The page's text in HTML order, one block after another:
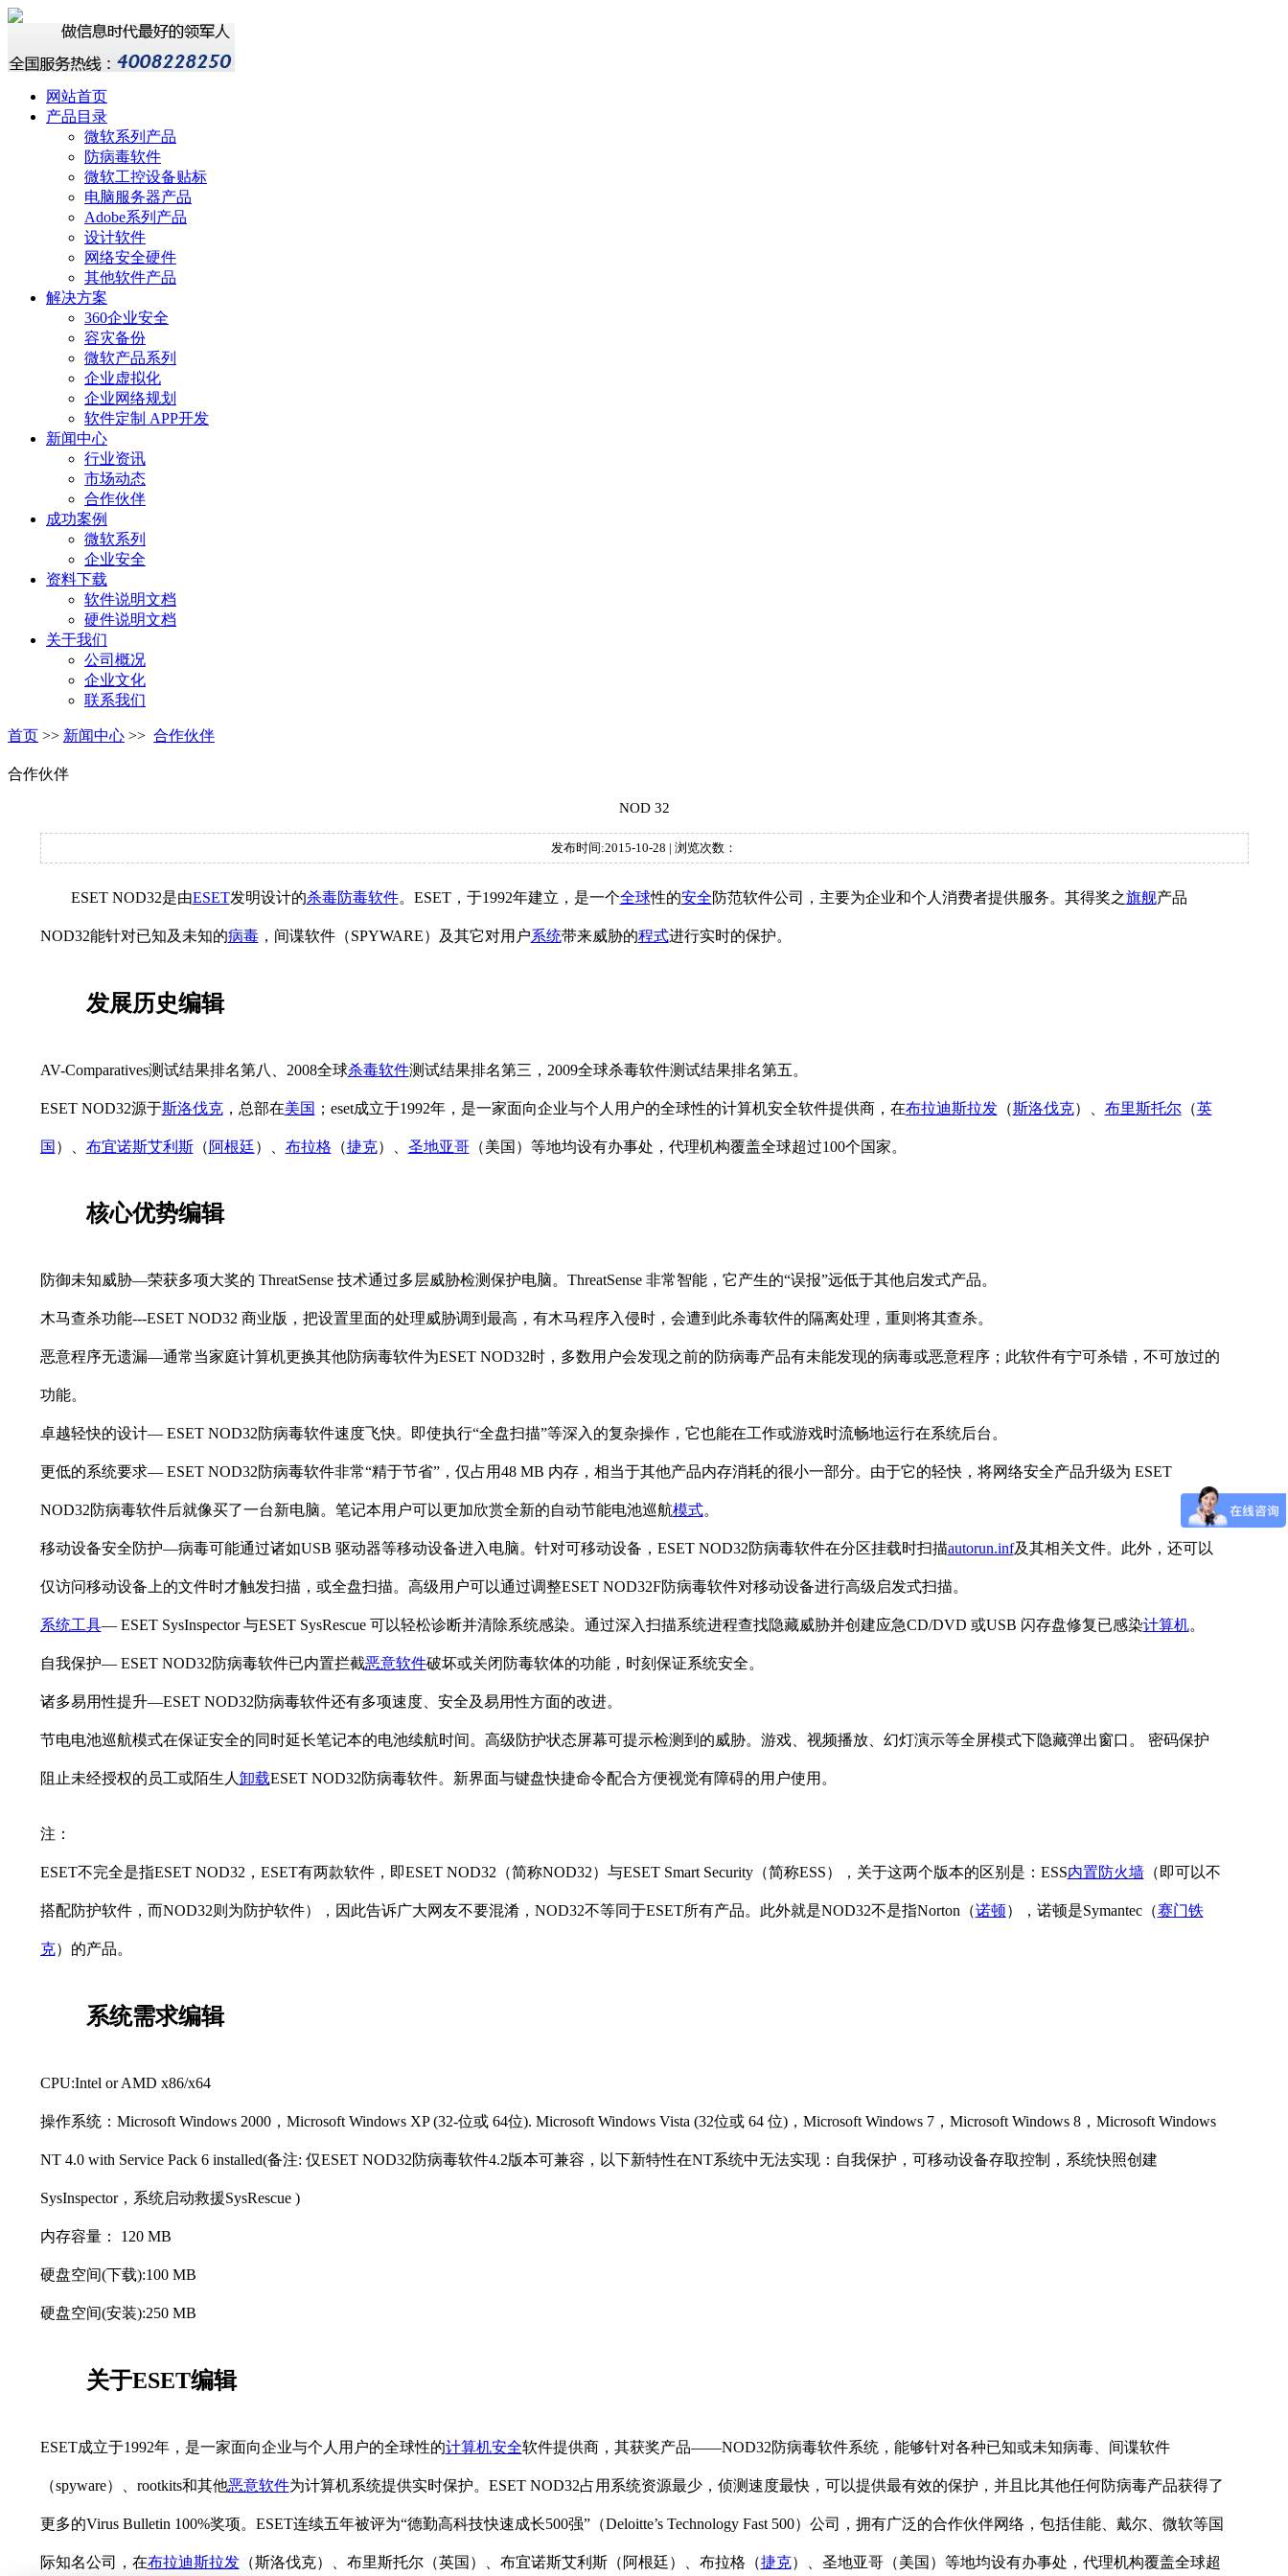
网站首页
产品目录
微软系列产品
防病毒软件
微软工控设备贴标
电脑服务器产品
Adobe系列产品
设计软件
网络安全硬件
其他软件产品
解决方案
360企业安全
容灾备份
微软产品系列
企业虚拟化
企业网络规划
软件定制 APP开发
新闻中心
行业资讯
市场动态
合作伙伴
成功案例
微软系列
企业安全
资料下载
软件说明文档
硬件说明文档
关于我们
公司概况
企业文化
联系我们
首页 >> 新闻中心 >> 合作伙伴
合作伙伴
NOD 32
发布时间:2015-10-28 | 浏览次数：
ESET NOD32是由ESET发明设计的杀毒防毒软件。ESET，于1992年建立，是一个全球性的安全防范软件公司，主要为企业和个人消费者提供服务。其得奖之旗舰产品
NOD32能针对已知及未知的病毒，间谍软件（SPYWARE）及其它对用户系统带来威胁的程式进行实时的保护。
发展历史编辑
AV-Comparatives测试结果排名第八、2008全球杀毒软件测试结果排名第三，2009全球杀毒软件测试结果排名第五。
ESET NOD32源于斯洛伐克，总部在美国 ；eset成立于1992年，是一家面向企业与个人用户的全球性的计算机安全软件提供商，在布拉迪斯拉发（斯洛伐克）、 布里斯托尔（英
国 ）、 布宜诺斯艾利斯（ 阿根廷）、 布拉格 （捷克）、 圣地亚哥（美国）等地均设有办事处，代理机构覆盖全球超过100个国家。
核心优势编辑
防御未知威胁—荣获多项大奖的 ThreatSense 技术通过多层威胁检测保护电脑。ThreatSense 非常智能，它产生的“误报”远低于其他启发式产品。
木马查杀功能---ESET NOD32 商业版，把设置里面的处理威胁调到最高，有木马程序入侵时，会遭到此杀毒软件的隔离处理，重则将其查杀。
恶意程序无遗漏—通常当家庭计算机更换其他防病毒软件为ESET NOD32时，多数用户会发现之前的防病毒产品有未能发现的病毒或恶意程序；此软件有宁可杀错，不可放过的
功能。
卓越轻快的设计— ESET NOD32防病毒软件速度飞快。即使执行“全盘扫描”等深入的复杂操作，它也能在工作或游戏时流畅地运行在系统后台。
更低的系统要求— ESET NOD32防病毒软件非常“精于节省”，仅占用48 MB 内存，相当于其他产品内存消耗的很小一部分。由于它的轻快，将网络安全产品升级为 ESET
NOD32防病毒软件后就像买了一台新电脑。笔记本用户可以更加欣赏全新的自动节能电池巡航模式。
移动设备安全防护—病毒可能通过诸如USB 驱动器等移动设备进入电脑。针对可移动设备，ESET NOD32防病毒软件在分区挂载时扫描autorun.inf及其相关文件。此外，还可以
仅访问移动设备上的文件时才触发扫描，或全盘扫描。高级用户可以通过调整ESET NOD32F防病毒软件对移动设备进行高级启发式扫描。
系统工具— ESET SysInspector 与ESET SysRescue 可以轻松诊断并清除系统感染。通过深入扫描系统进程查找隐藏威胁并创建应急CD/DVD 或USB 闪存盘修复已感染计算机。
自我保护— ESET NOD32防病毒软件已内置拦截恶意软件破坏或关闭防毒软体的功能，时刻保证系统安全。
诸多易用性提升—ESET NOD32防病毒软件还有多项速度、安全及易用性方面的改进。
节电电池巡航模式在保证安全的同时延长笔记本的电池续航时间。高级防护状态屏幕可提示检测到的威胁。游戏、视频播放、幻灯演示等全屏模式下隐藏弹出窗口。 密码保护
阻止未经授权的员工或陌生人 卸载ESET NOD32防病毒软件。新界面与键盘快捷命令配合方便视觉有障碍的用户使用。
注：
ESET不完全是指ESET NOD32，ESET有两款软件，即ESET NOD32（简称NOD32）与ESET Smart Security（简称ESS），关于这两个版本的区别是：ESS内置防火墙（即可以不
搭配防护软件，而NOD32则为防护软件），因此告诉广大网友不要混淆，NOD32不等同于ESET所有产品。此外就是NOD32不是指Norton（诺顿），诺顿是Symantec（赛门铁
克）的产品。
系统需求编辑
CPU:Intel or AMD x86/x64
操作系统：Microsoft Windows 2000，Microsoft Windows XP (32-位或 64位). Microsoft Windows Vista (32位或 64 位)，Microsoft Windows 7，Microsoft Windows 8，Microsoft Windows
NT 4.0 with Service Pack 6 installed(备注: 仅ESET NOD32防病毒软件4.2版本可兼容，以下新特性在NT系统中无法实现：自我保护，可移动设备存取控制，系统快照创建
SysInspector，系统启动救援SysRescue )
内存容量： 120 MB
硬盘空间(下载):100 MB
硬盘空间(安装):250 MB
关于ESET编辑
ESET成立于1992年，是一家面向企业与个人用户的全球性的计算机安全软件提供商，其获奖产品——NOD32防病毒软件系统，能够针对各种已知或未知病毒、间谍软件
（spyware）、rootkits和其他恶意软件为计算机系统提供实时保护。ESET NOD32占用系统资源最少，侦测速度最快，可以提供最有效的保护，并且比其他任何防病毒产品获得了
更多的Virus Bulletin 100%奖项。ESET连续五年被评为“德勤高科技快速成长500强”（Deloitte’s Technology Fast 500）公司，拥有广泛的合作伙伴网络，包括佳能、戴尔、微软等国
际知名公司，在布拉迪斯拉发（斯洛伐克）、布里斯托尔（英国）、布宜诺斯艾利斯（阿根廷）、布拉格（捷克）、圣地亚哥（美国）等地均设有办事处，代理机构覆盖全球超